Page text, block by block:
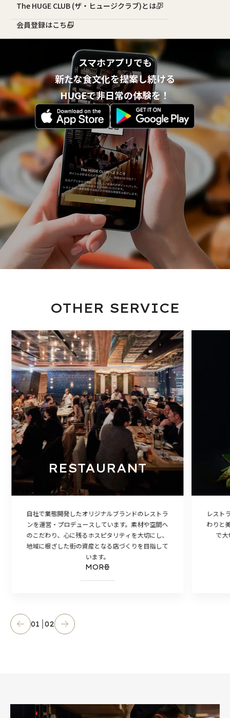
The HUGE CLUB (ザ・ヒュージクラブ)とは？
会員登録はこちら
スマホアプリでも
新たな食文化を提案し続ける
HUGEで非日常の体験を！
OTHER SERVICE
RESTAURANT
自社で業態開発したオリジナルブランドのレストラ
ンを運営・プロデュースしています。素材や空間へ
のこだわり、心に残るホスピタリティを大切にし、
地域に根ざした街の資産となる店づくりを目指して
います。
MORE
レスト
わりと
で大
01 02